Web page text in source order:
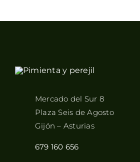
Mercado del Sur 8
Plaza Seis de Agosto
Gijón – Asturias
679 160 656